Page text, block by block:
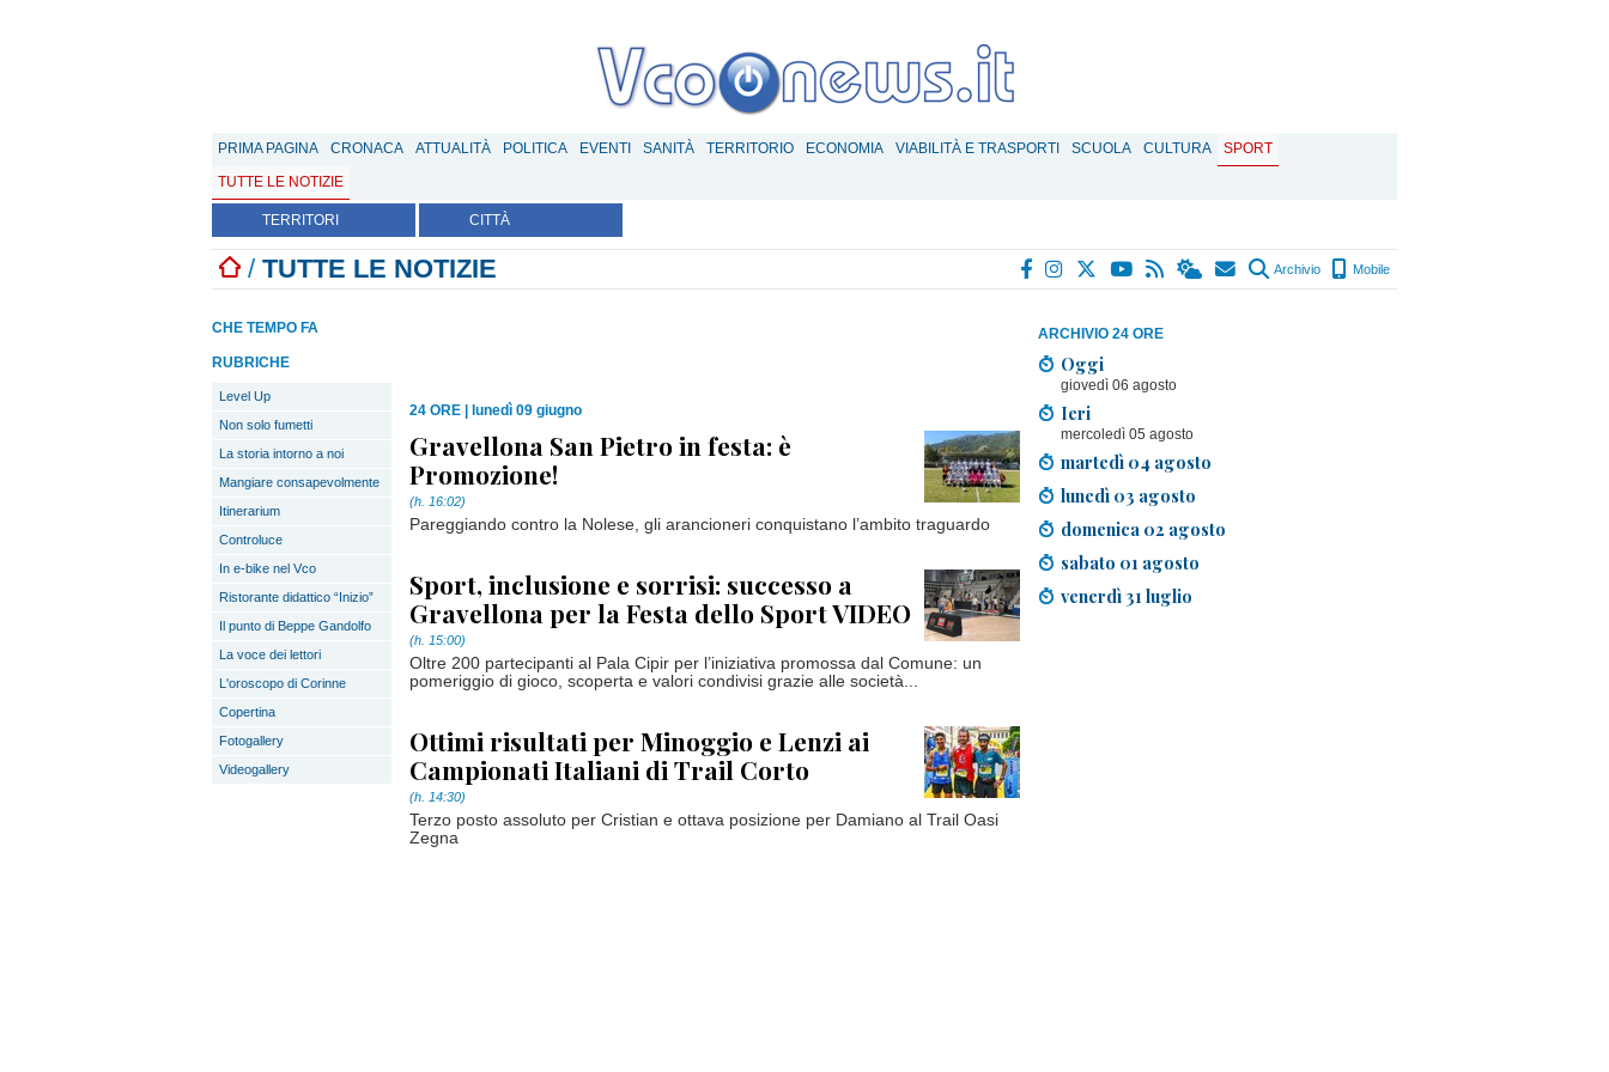
PRIMA PAGINA CRONACA ATTUALITÀ POLITICA EVENTI SANITÀ TERRITORIO ECONOMIA VIABILITÀ E TRASPORTI SCUOLA CULTURA
SPORT
TUTTE LE NOTIZIE
TERRITORI CITTÀ
/ TUTTE LE NOTIZIE Archivio Mobile
ARCHIVIO 24 ORE
Oggi
giovedì 06 agosto
Ieri
mercoledì 05 agosto
martedì 04 agosto
lunedì 03 agosto
domenica 02 agosto
sabato 01 agosto
venerdì 31 luglio
CHE TEMPO FA
RUBRICHE
Level Up
Non solo fumetti
La storia intorno a noi
Mangiare consapevolmente
Itinerarium
Controluce
In e-bike nel Vco
Ristorante didattico “Inizio”
Il punto di Beppe Gandolfo
La voce dei lettori
L'oroscopo di Corinne
Copertina
Fotogallery
Videogallery
24 ORE lunedì 09 giugno
Gravellona San Pietro in festa: è
Promozione!
(h. 16:02)
Pareggiando contro la Nolese, gli arancioneri conquistano l’ambito traguardo
Sport, inclusione e sorrisi: successo a
Gravellona per la Festa dello Sport VIDEO
(h. 15:00)
Oltre 200 partecipanti al Pala Cipir per l’iniziativa promossa dal Comune: un
pomeriggio di gioco, scoperta e valori condivisi grazie alle società...
Ottimi risultati per Minoggio e Lenzi ai
Campionati Italiani di Trail Corto
(h. 14:30)
Terzo posto assoluto per Cristian e ottava posizione per Damiano al Trail Oasi
Zegna